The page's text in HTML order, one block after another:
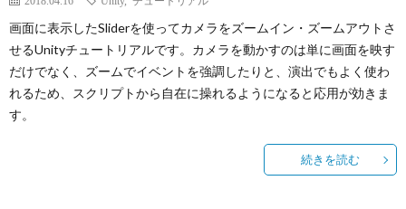
画面に表示したSliderを使ってカメラをズームイン・ズームアウトさ
せるUnityチュートリアルです。カメラを動かすのは単に画面を映す
だけでなく、ズームでイベントを強調したりと、演出でもよく使わ
れるため、スクリプトから自在に操れるようになると応用が効きま
す。
続きを読む